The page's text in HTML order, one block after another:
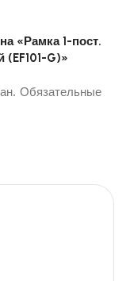
«Рамка 1-пост.
G)»
Обязательные